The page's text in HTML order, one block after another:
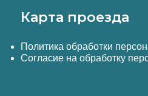
Карта проезда
Политика обработки
Согласие на обработку